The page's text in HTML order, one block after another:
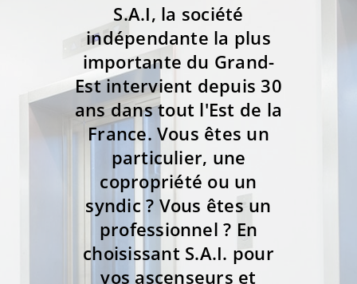
S.A.I, la société
indépendante la plus
importante du Grand-
Est intervient depuis 30
ans dans tout l'Est de la
France. Vous êtes un
particulier, une
copropriété ou un
syndic ? Vous êtes un
professionnel ? En
choisissant S.A.I. pour
vos ascenseurs et